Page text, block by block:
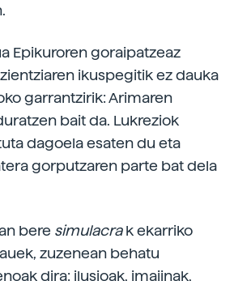
Epikuroren goraipatzeaz
ikuspegitik ez dauka
garrantzirik: Arimaren
bait da. Lukreziok
dagoela esaten du eta
gorputzaren parte bat dela
bere simulacrak ekarriko
zuzenean behatu
dira: ilusioak, imajinak,